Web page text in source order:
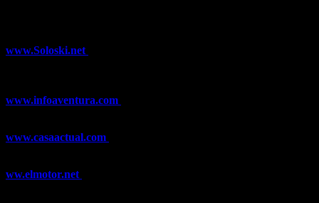
www.Soloski.net
www.infoaventura.com
www.casaactual.com
ww.elmotor.net